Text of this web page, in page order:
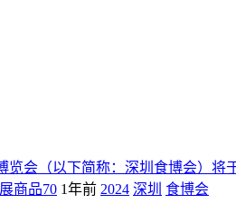
会（以下简称：深圳食博会）将
商品70 1年前 2024 深圳 食博会